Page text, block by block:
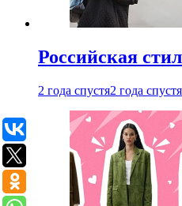
Российская
2 года спустя2 года спустя